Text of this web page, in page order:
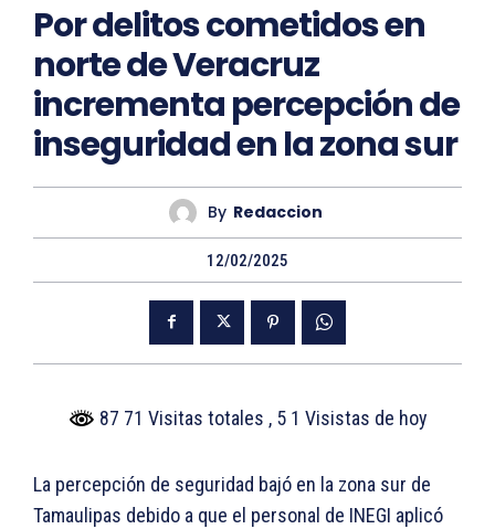
Por delitos cometidos en
norte de Veracruz
incrementa percepción de
inseguridad en la zona sur
By Redaccion
12/02/2025
87 71 Visitas totales , 5 1 Visistas de hoy
La percepción de seguridad bajó en la zona sur de
Tamaulipas debido a que el personal de INEGI aplicó